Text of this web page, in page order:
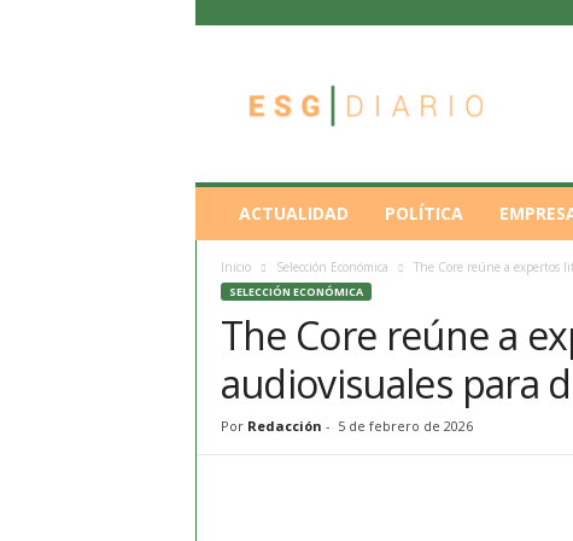
ACTUALIDAD POLÍTICA
Inicio Selección Económica The Core reúne a expertos
SELECCIÓN ECONÓMICA
The Core reúne a
audiovisuales para
Por Redacción - 5 de febrero de 2026